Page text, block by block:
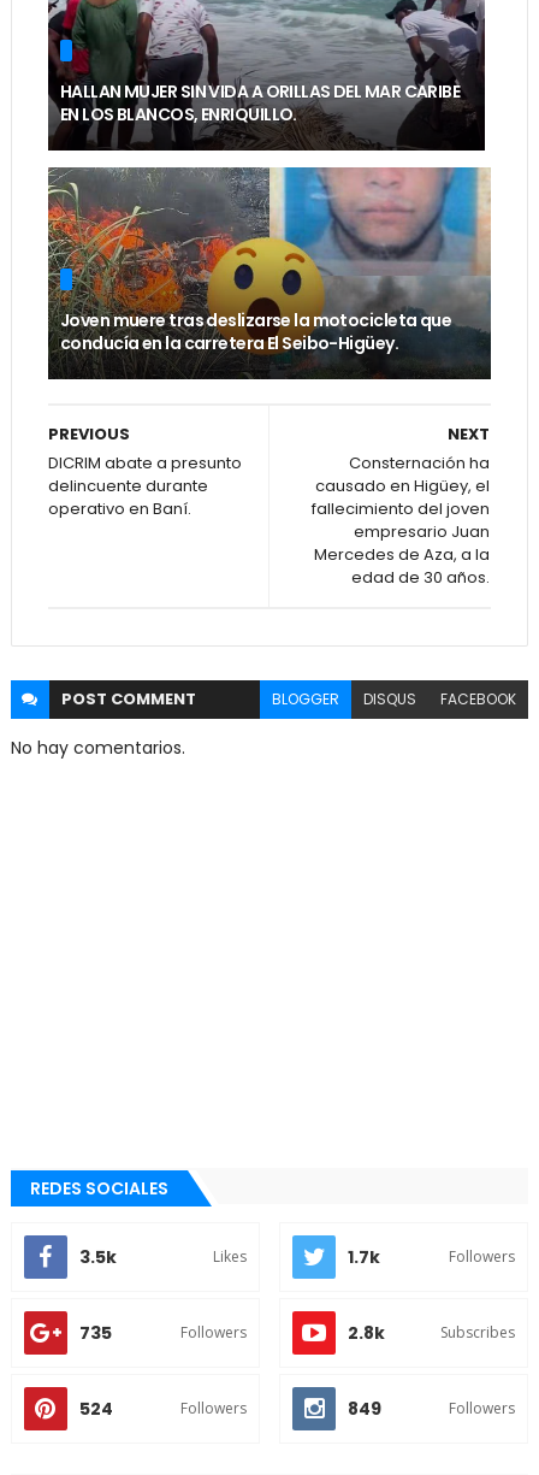
HALLAN MUJER SIN VIDA A ORILLAS DEL MAR CARIBE
EN LOS BLANCOS, ENRIQUILLO.
Joven muere tras deslizarse la motocicleta que
conducía en la carretera El Seibo-Higüey.
NEXT
Consternación ha
causado en Higüey, el
fallecimiento del joven
empresario Juan
Mercedes de Aza, a la
edad de 30 años.
PREVIOUS
DICRIM abate a presunto
delincuente durante
operativo en Baní.
POST COMMENT BLOGGER DISQUS FACEBOOK
No hay comentarios.
REDES SOCIALES
3.5k Likes 1.7k Followers
735 Followers 2.8k Subscribes
524 Followers 849 Followers